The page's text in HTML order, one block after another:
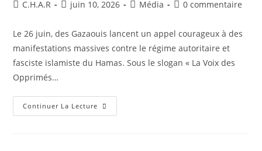
C.H.A.R juin 10, 2026 Média 0 commentaire
Le 26 juin, des Gazaouis lancent un appel courageux à des
manifestations massives contre le régime autoritaire et
fasciste islamiste du Hamas. Sous le slogan « La Voix des
Opprimés…
Continuer La Lecture